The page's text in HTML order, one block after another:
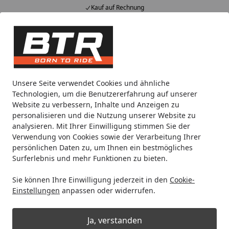
Unsere Seite verwendet Cookies und ähnliche
Technologien, um die Benutzererfahrung auf unserer
Website zu verbessern, Inhalte und Anzeigen zu
personalisieren und die Nutzung unserer Website zu
analysieren. Mit Ihrer Einwilligung stimmen Sie der
Verwendung von Cookies sowie der Verarbeitung Ihrer
persönlichen Daten zu, um Ihnen ein bestmögliches
Surferlebnis und mehr Funktionen zu bieten.
Sie können Ihre Einwilligung jederzeit in den Cookie-
Einstellungen anpassen oder widerrufen.
Ja, verstanden
Kauf auf Rechnung
Alle Produkte
Mein Konto
Suchen
Noch 1 Tag und 23 Stunden
Spare bis zu 35% auf EVOLIFT® Zentralständer
von BTR!
Startseite
Motorradteile & Ersatzteile Gepäck Gepäckträger &
Kappa Topcaseträger